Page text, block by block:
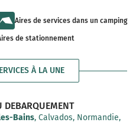
Aires de services dans un camping
de stationnement
À LA UNE
DEBARQUEMENT
Bains, Calvados, Normandie,